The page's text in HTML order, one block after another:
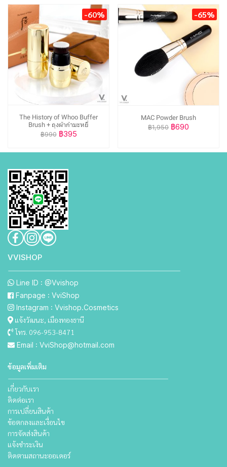
-60%
The History of Whoo Buffer
Brush + ถุงผ้ากำมะหยี่
฿990 ฿395
-65%
MAC Powder Brush
฿1,950 ฿690
VVISHO P
Line ID : @Vvishop
Fanpage : VviShop
Instagram : Vvishop.Cosmetics
แจ้งวัฒนะ, เมืองทองธานี
โทร. 096-953-8471
Email : VviShop@hotmail.com
ข้อมูลเพิ่มเติม
เกี่ยวกับเรา
ติดต่อเรา
การเปลี่ยนสินค้า
ข้อตกลงและเงื่อนไข
การจัดส่งสินค้า
แจ้งชำระเงิน
ติดตามสถานะออเดอร์